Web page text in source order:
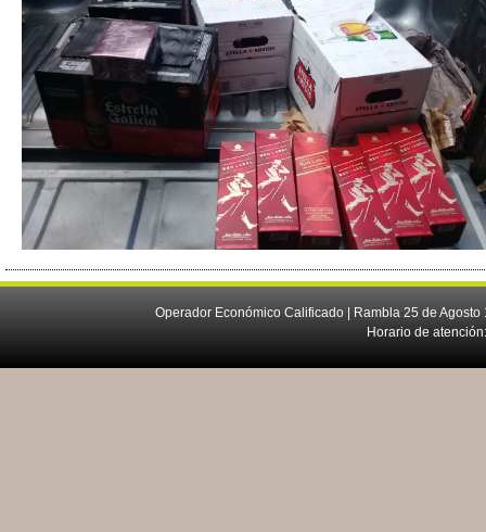
Operador Económico Calificado | Rambla 25 de
Horario de